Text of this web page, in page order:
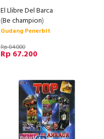
El Llibre Del Barca
(Be champion)
Gudang Penerbit
Rp 84.000
Rp 67.200